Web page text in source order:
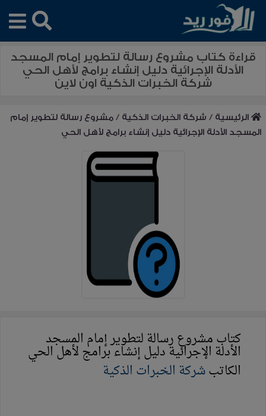
قراءة كتاب مشروع رسالة لتطوير إمام المسجد
الأدلة الإجرائية دليل إنشاء برامج لأهل الحي
شركة الخبرات الذكية اون لاين
الرئيسية / شركة الخبرات الذكية /مشروع رسالة لتطوير إمام
المسجد الأدلة الإجرائية دليل إنشاء برامج لأهل الحي
كتاب مشروع رسالة لتطوير إمام المسجد
الأدلة الإجرائية دليل إنشاء برامج لأهل الحي
الكاتبشركة الخبرات الذكية